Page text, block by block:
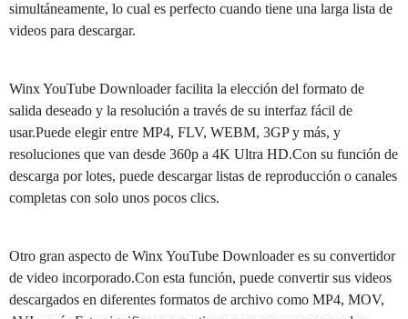
simultáneamente, lo cual es perfecto cuando tiene una larga lista de
videos para descargar.
Winx YouTube Downloader facilita la elección del formato de
salida deseado y la resolución a través de su interfaz fácil de
usar.Puede elegir entre MP4, FLV, WEBM, 3GP y más, y
resoluciones que van desde 360p a 4K Ultra HD.Con su función de
descarga por lotes, puede descargar listas de reproducción o canales
completas con solo unos pocos clics.
Otro gran aspecto de Winx YouTube Downloader es su convertidor
de video incorporado.Con esta función, puede convertir sus videos
descargados en diferentes formatos de archivo como MP4, MOV,